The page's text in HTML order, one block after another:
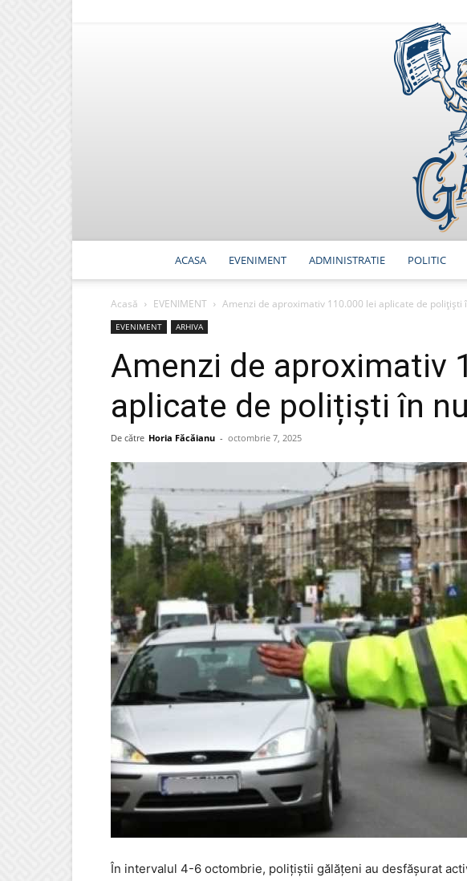
ACASA EVENIMENT ADMINISTRATIE POLITIC
Acasă EVENIMENT Amenzi de aproximativ 110.000 lei aplicate de polițiști
EVENIMENT ARHIVA
Amenzi de aproximativ
aplicate de polițiști în
De către Horia Făcăianu - octombrie 7, 2025
În intervalul 4-6 octombrie, polițiștii gălățeni au desfășurat